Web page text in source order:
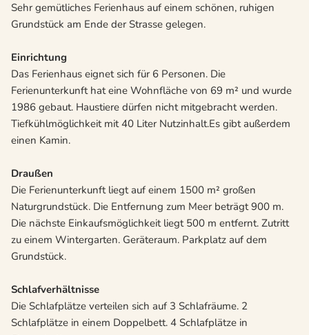
Sehr gemütliches Ferienhaus auf einem schönen, ruhigen
Grundstück am Ende der Strasse gelegen.
Einrichtung
Das Ferienhaus eignet sich für 6 Personen. Die
Ferienunterkunft hat eine Wohnfläche von 69 m² und wurde
1986 gebaut. Haustiere dürfen nicht mitgebracht werden.
Tiefkühlmöglichkeit mit 40 Liter Nutzinhalt.Es gibt außerdem
einen Kamin.
Draußen
Die Ferienunterkunft liegt auf einem 1500 m² großen
Naturgrundstück. Die Entfernung zum Meer beträgt 900 m.
Die nächste Einkaufsmöglichkeit liegt 500 m entfernt. Zutritt
zu einem Wintergarten. Geräteraum. Parkplatz auf dem
Grundstück.
Schlafverhältnisse
Die Schlafplätze verteilen sich auf 3 Schlafräume. 2
Schlafplätze in einem Doppelbett. 4 Schlafplätze in